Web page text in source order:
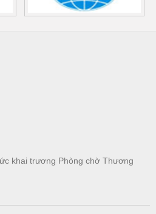
khai trương Phòng chờ Thương